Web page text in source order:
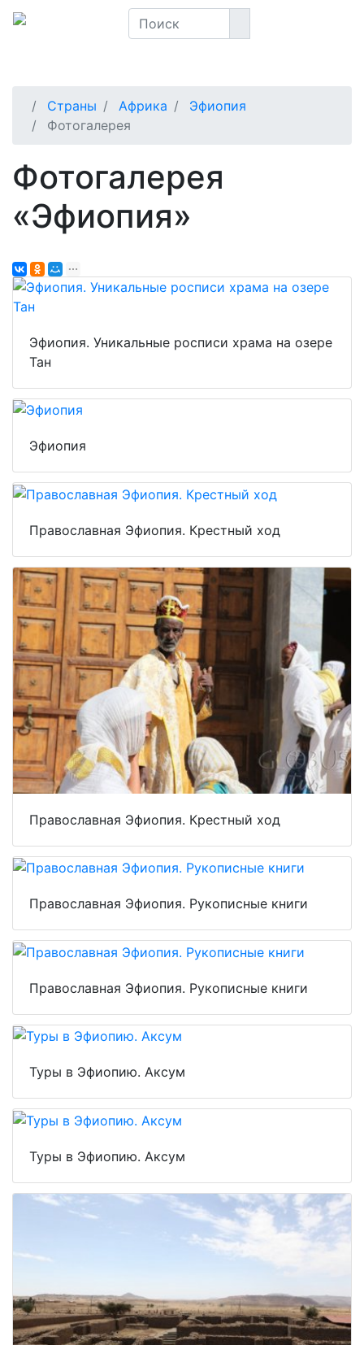
Страны Африка
Эфиопия
Фотогалерея
Фотогалерея
«Эфиопия»
Эфиопия. Уникальные росписи храма на озере
Тан
Эфиопия
Православная Эфиопия. Крестный ход
Православная Эфиопия. Крестный ход
Православная Эфиопия. Рукописные книги
Православная Эфиопия. Рукописные книги
Туры в Эфиопию. Аксум
Туры в Эфиопию. Аксум